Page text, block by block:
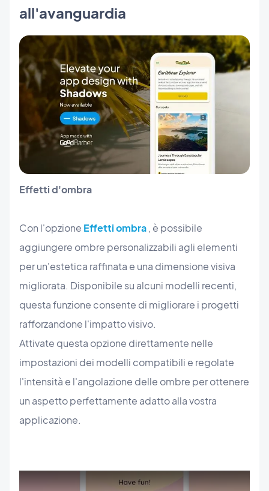
all'avanguardia
Effetti d'ombra
Con l'opzione Effetti ombra , è possibile
aggiungere ombre personalizzabili agli elementi
per un'estetica raffinata e una dimensione visiva
migliorata. Disponibile su alcuni modelli recenti,
questa funzione consente di migliorare i progetti
rafforzandone l'impatto visivo.
Attivate questa opzione direttamente nelle
impostazioni dei modelli compatibili e regolate
l'intensità e l'angolazione delle ombre per ottenere
un aspetto perfettamente adatto alla vostra
applicazione.